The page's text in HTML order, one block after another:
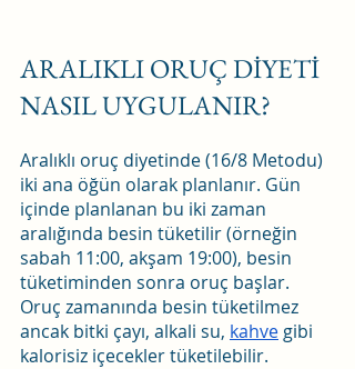
ARALIKLI ORUÇ DİYETİ
NASIL UYGULANIR?
Aralıklı oruç diyetinde (16/8 Metodu)
iki ana öğün olarak planlanır. Gün
içinde planlanan bu iki zaman
aralığında besin tüketilir (örneğin
sabah 11:00, akşam 19:00), besin
tüketiminden sonra oruç başlar.
Oruç zamanında besin tüketilmez
ancak bitki çayı, alkali su, kahve gibi
kalorisiz içecekler tüketilebilir.